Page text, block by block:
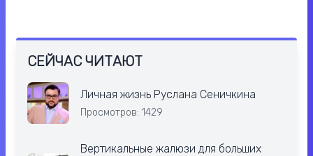
СЕЙЧАС ЧИТАЮТ
Личная жизнь Руслана Сеничкина
Просмотров: 1429
Вертикальные жалюзи для больших